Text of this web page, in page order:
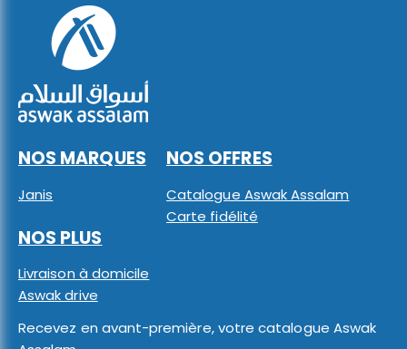
NOS MARQUES
Janis
NOS OFFRES
Catalogue Aswak Assalam
Carte fidélité
NOS PLUS
Livraison à domicile
Aswak drive
Recevez en avant-première, votre catalogue Aswak